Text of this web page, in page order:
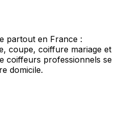
partout en France :
coupe, coiffure mariage et
coiffeurs professionnels se
domicile.